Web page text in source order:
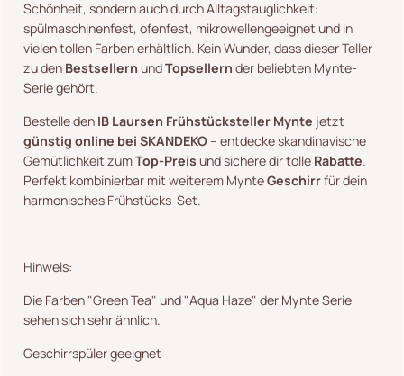
Schönheit, sondern auch durch Alltagstauglichkeit:
spülmaschinenfest, ofenfest, mikrowellengeeignet und in
vielen tollen Farben erhältlich. Kein Wunder, dass dieser Teller
zu den Bestsellern undTopsellern der beliebten Mynte-
Serie gehört.
Bestelle den IB Laursen Frühstücksteller Mynte jetzt
günstig online bei SKANDEKO – entdecke skandinavische
Gemütlichkeit zumTop-Preis und sichere dir tolle Rabatte.
Perfekt kombinierbar mit weiterem MynteGeschirrfür dein
harmonisches Frühstücks-Set.
Hinweis:
Die Farben "Green Tea" und "Aqua Haze" der Mynte Serie
sehen sich sehr ähnlich.
Geschirrspüler geeignet